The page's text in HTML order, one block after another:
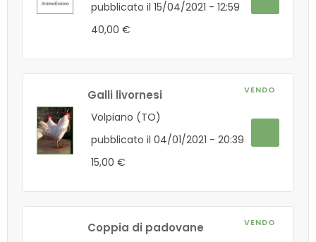
pubblicato il 15/04/2021 - 12:59
40,00 €
VENDO
Galli livornesi
Volpiano (TO)
pubblicato il 04/01/2021 - 20:39
15,00 €
VENDO
Coppia di padovane